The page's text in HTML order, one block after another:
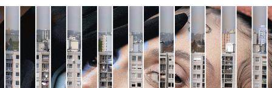
Vše o ČT